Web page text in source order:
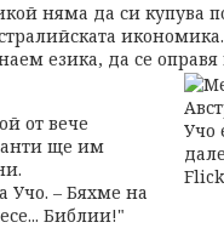
няма да си купува
езика, да се
от вече
ще им
Учо. – Бяхме на
Библии!"